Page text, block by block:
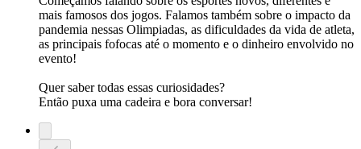
mais famosos dos jogos. Falamos também sobre o impacto da
pandemia nessas Olimpiadas, as dificuldades da vida de atleta,
as principais fofocas até o momento e o dinheiro envolvido no
evento!
Quer saber todas essas curiosidades?
Então puxa uma cadeira e bora conversar!